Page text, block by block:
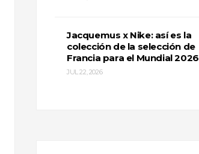
Jacquemus x Nike: así es la
colección de la selección de
Francia para el Mundial 2026
JUL 22, 2026